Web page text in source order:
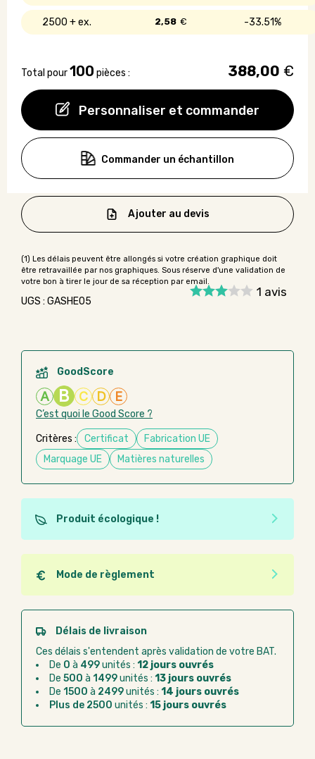
Personnaliser et commander
2500 + 33.51%
2,58 €
Total pour100 pièces : 388,00 €
Commander un échantillon
1 avis
Ajouter au devis
UGS : GASHE05
GoodScore
A B C D E
C’est quoi le Good Score ?
Critères : Certificat
Fabrication UE
Marquage UE
Matières naturelles
Produit écologique !
Ce produit est éco-conçu, il a été fabriqué à partir de
matériaux recyclés ou recyclables. Ces produits
peuvent plus facilement obtenir une seconde vie
après utilisation. L'origine de fabrication du produit
n'entre pas dans les critères d'éco-conception.
Mode de règlement
Quel que soit le mode de règlement, vous pouvez
passer commande en ligne sur Good Act.
Paiement CB :paiement sécurisé par carte
Virement bancaire :règlement sur facture
après la commande
Chorus Pro :règlement par mandat
administratif après la commande
Délais de livraison
Ces délais s'entendent après validation de votre BAT.
De 0 à 499unités : 12 jours ouvrés
De 500 à 1499unités : 13 jours ouvrés
De 1500 à 2499unités : 14 jours ouvrés
Plus de 2500 unités : 15 jours ouvrés